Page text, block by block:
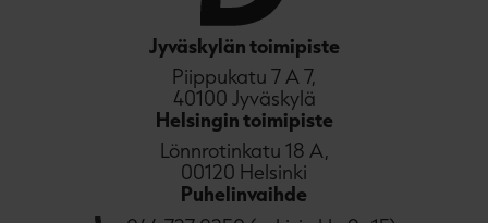
Jyväskylän toimipiste
Piippukatu 7 A 7,
40100 Jyväskylä
Helsingin toimipiste
Lönnrotinkatu 18 A,
00120 Helsinki
Puhelinvaihde